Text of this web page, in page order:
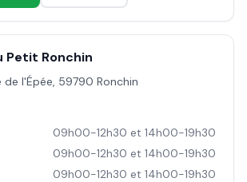
Petit Ronchin
de l'Épée, 59790 Ronchin
09h00-12h30 et 14h00-19h30
09h00-12h30 et 14h00-19h30
09h00-12h30 et 14h00-19h30